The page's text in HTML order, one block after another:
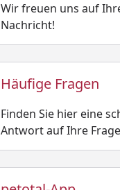
Wir freuen uns auf
Nachricht!
Häufige Fragen
Finden Sie hier eine
Antwort auf Ihre